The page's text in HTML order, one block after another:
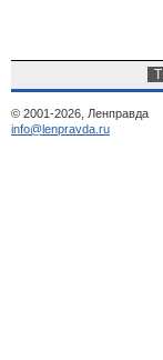
© 2001-2026, Ленправда
info@lenpravda.ru